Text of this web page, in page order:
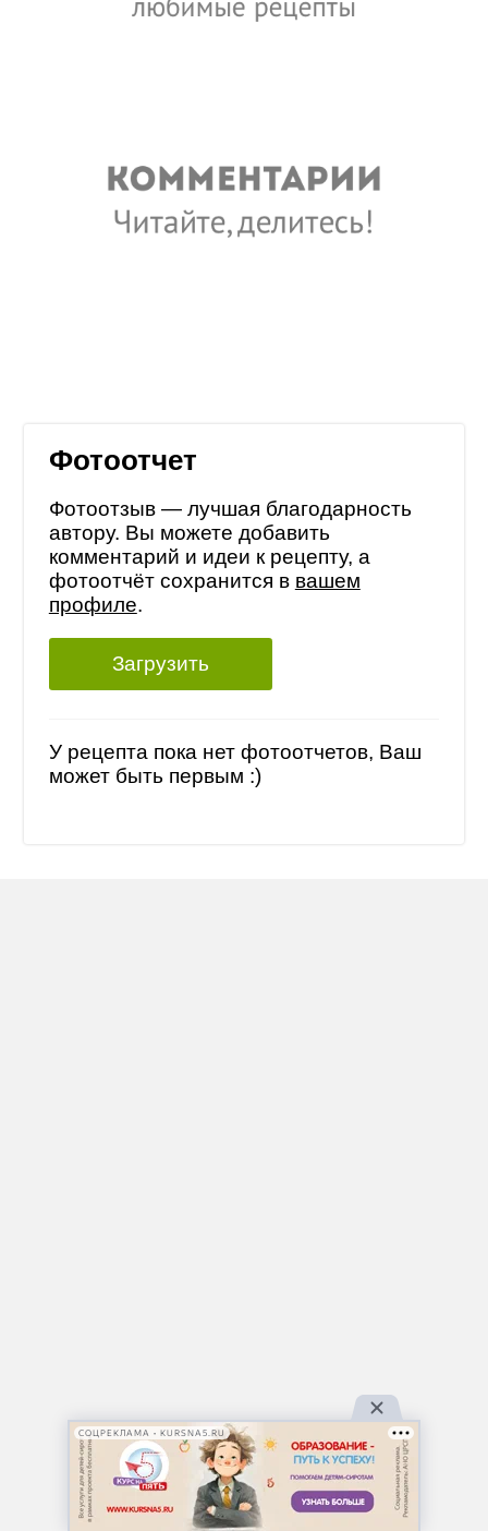
Фотоотчет
Фотоотзыв — лучшая благодарность
автору. Вы можете добавить
комментарий и идеи к рецепту, а
фотоотчёт сохранится в вашем
профиле.
Загрузить
У рецепта пока нет фотоотчетов, Ваш
может быть первым :)
СОЦРЕКЛАМА • KURSNA5.RU